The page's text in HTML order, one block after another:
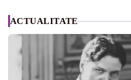
ACTUALITATE